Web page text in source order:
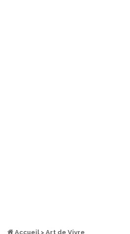
Accueil > Art de Vivre